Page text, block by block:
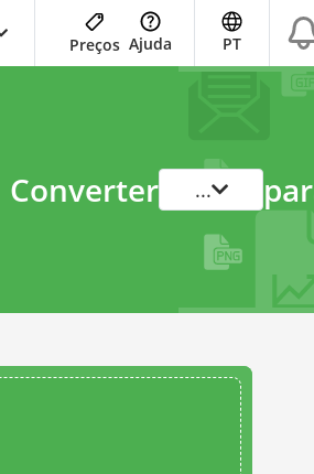
Preços Ajuda PT
Converter ...